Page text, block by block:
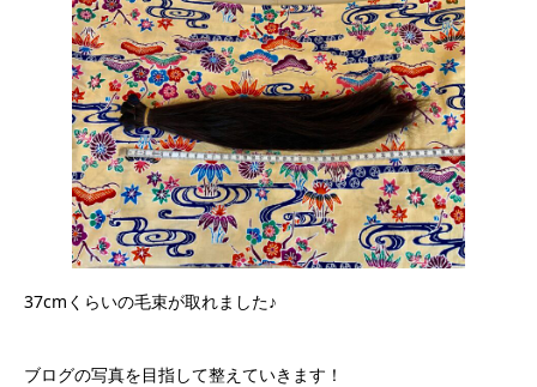
37cmくらいの毛束が取れました♪
ブログの写真を目指して整えていきます！